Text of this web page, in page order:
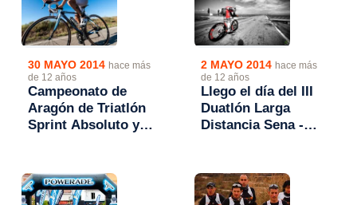
30 MAYO 2014 hace más
de 12 años
Campeonato de
Aragón de Triatlón
Sprint Absoluto y
Mezalocha "Ángel
Santa María"
2 MAYO 2014 hace más
de 12 años
Llego el día del III
Duatlón Larga
Distancia Sena -